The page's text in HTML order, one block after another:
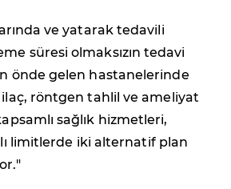
ve yatarak tedavili
süresi olmaksızın tedavi
önde gelen hastanelerinde
röntgen tahlil ve ameliyat
sağlık hizmetleri,
limitlerde iki alternatif plan